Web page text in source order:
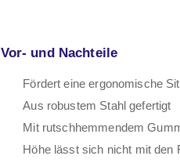
Vor- und Nachteile
Fördert eine ergonomische
Aus robustem Stahl gefertigt
Mit rutschhemmendem
Höhe lässt sich nicht mit den